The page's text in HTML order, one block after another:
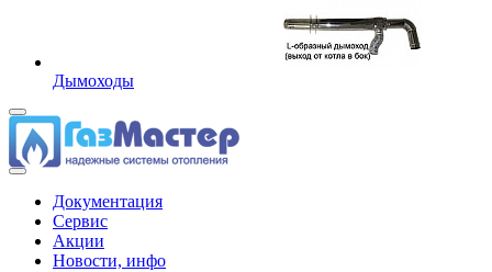
Дымоходы
Документация
Сервис
Акции
Новости, инфо